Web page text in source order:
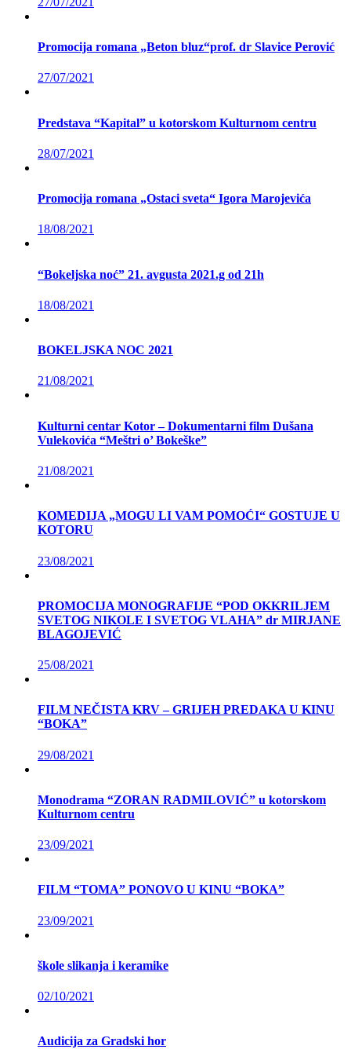
Promocija romana „Beton bluz“prof. dr Slavice Perović
27/07/2021
Predstava “Kapital” u kotorskom Kulturnom centru
28/07/2021
Promocija romana „Ostaci sveta“ Igora Marojevića
18/08/2021
“Bokeljska noć” 21. avgusta 2021.g od 21h
18/08/2021
BOKELJSKA NOC 2021
21/08/2021
Kulturni centar Kotor – Dokumentarni film Dušana
Vulekovića “Meštri o’ Bokeške”
21/08/2021
KOMEDIJA „MOGU LI VAM POMOĆI“ GOSTUJE U
KOTORU
23/08/2021
PROMOCIJA MONOGRAFIJE “POD OKKRILJEM
SVETOG NIKOLE I SVETOG VLAHA” dr MIRJANE
BLAGOJEVIĆ
25/08/2021
FILM NEČISTA KRV – GRIJEH PREDAKA U KINU
“BOKA”
29/08/2021
Monodrama “ZORAN RADMILOVIĆ” u kotorskom
Kulturnom centru
23/09/2021
FILM “TOMA” PONOVO U KINU “BOKA”
23/09/2021
škole slikanja i keramike
02/10/2021
Audicija za Gradski hor